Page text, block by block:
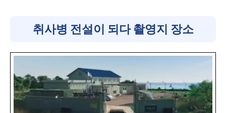
취사병 전설이 되다 촬영지 장소